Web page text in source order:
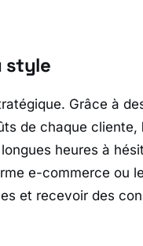
style
Grâce à
de chaque cliente,
heures à
e-commerce ou
et recevoir des